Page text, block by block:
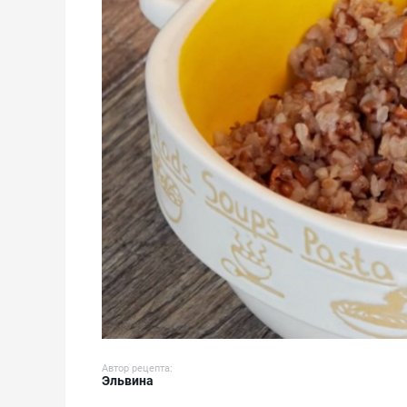
Автор рецепта:
Эльвина